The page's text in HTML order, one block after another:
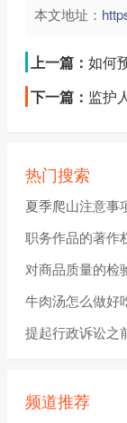
本文地址：
上一篇： 如何
下一篇： 监护
热门搜索
夏季爬山注意事
职务作品的著作
对商品质量的检
牛肉汤怎么做好
提起行政诉讼之
频道推荐